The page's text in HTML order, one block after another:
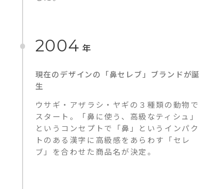
2004 年
現在のデザインの「鼻セレブ」ブランドが誕
生
ウサギ・アザラシ・ヤギの３種類の動物で
スタート。「鼻に使う、高級なティシュ」
というコンセプトで「鼻」というインパク
トのある漢字に高級感をあらわす「セレ
ブ」を合わせた商品名が決定。